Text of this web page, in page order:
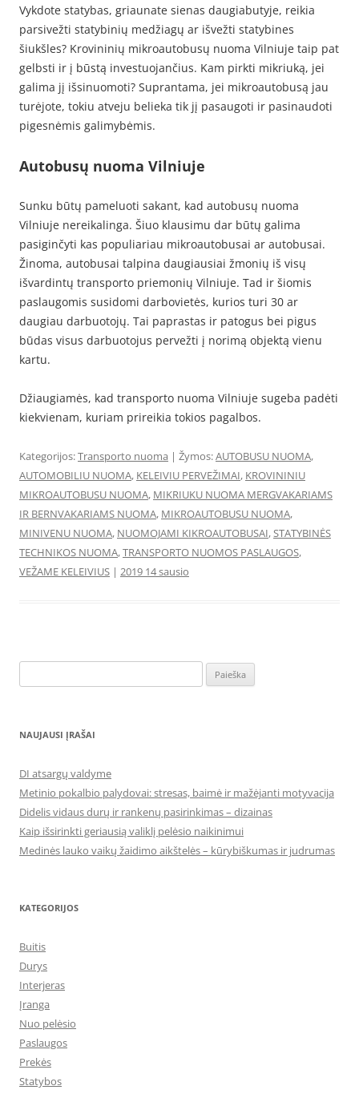
Vykdote statybas, griaunate sienas daugiabutyje, reikia
parsivežti statybinių medžiagų ar išvežti statybines
šiukšles? Krovininių mikroautobusų nuoma Vilniuje taip pat
gelbsti ir į būstą investuojančius. Kam pirkti mikriuką, jei
galima jį išsinuomoti? Suprantama, jei mikroautobusą jau
turėjote, tokiu atveju belieka tik jį pasaugoti ir pasinaudoti
pigesnėmis galimybėmis.
Autobusų nuoma Vilniuje
Sunku būtų pameluoti sakant, kad autobusų nuoma
Vilniuje nereikalinga. Šiuo klausimu dar būtų galima
pasiginčyti kas populiariau mikroautobusai ar autobusai.
Žinoma, autobusai talpina daugiausiai žmonių iš visų
išvardintų transporto priemonių Vilniuje. Tad ir šiomis
paslaugomis susidomi darbovietės, kurios turi 30 ar
daugiau darbuotojų. Tai paprastas ir patogus bei pigus
būdas visus darbuotojus pervežti į norimą objektą vienu
kartu.
Džiaugiamės, kad transporto nuoma Vilniuje sugeba padėti
kiekvienam, kuriam prireikia tokios pagalbos.
Kategorijos:Transporto nuoma | Žymos:AUTOBUSU NUOMA,
AUTOMOBILIU NUOMA, KELEIVIU PERVEŽIMAI, KROVININIU
MIKROAUTOBUSU NUOMA, MIKRIUKU NUOMA MERGVAKARIAMS
IR BERNVAKARIAMS NUOMA, MIKROAUTOBUSU NUOMA,
MINIVENU NUOMA, NUOMOJAMI KIKROAUTOBUSAI,STATYBINĖS
TECHNIKOS NUOMA,TRANSPORTO NUOMOS PASLAUGOS,
VEŽAME KELEIVIUS | 2019 14 sausio
NAUJAUSI ĮRAŠAI
DI atsargų valdyme
Metinio pokalbio palydovai: stresas, baimė ir mažėjanti motyvacija
Didelis vidaus durų ir rankenų pasirinkimas – dizainas
Kaip išsirinkti geriausią valiklį pelėsio naikinimui
Medinės lauko vaikų žaidimo aikštelės – kūrybiškumas ir judrumas
KATEGORIJOS
Buitis
Durys
Interjeras
Įranga
Nuo pelėsio
Paslaugos
Prekės
Statybos